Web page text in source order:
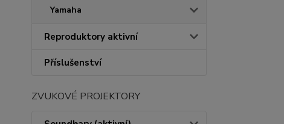
Yamaha
Reproduktory aktivní
Příslušenství
ZVUKOVÉ PROJEKTORY